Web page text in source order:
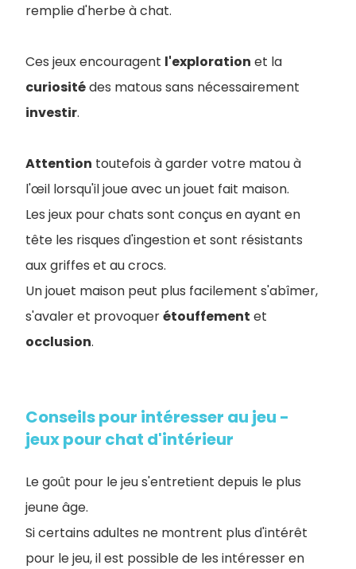
remplie d'herbe à chat.
Ces jeux encouragent l'exploration et la
curiositédes matous sans nécessairement
investir.
Attention toutefois à garder votre matou à
l'œil lorsqu'il joue avec un jouet fait maison.
Les jeux pour chats sont conçus en ayant en
tête les risques d'ingestion et sont résistants
aux griffes et au crocs.
Un jouet maison peut plus facilement s'abîmer,
s'avaler et provoquerétouffement et
occlusion.
Conseils pour intéresser au jeu -
jeux pour chat d'intérieur
Le goût pour le jeu s'entretient depuis le plus
jeune âge.
Si certains adultes ne montrent plus d'intérêt
pour le jeu, il est possible de les intéresser en